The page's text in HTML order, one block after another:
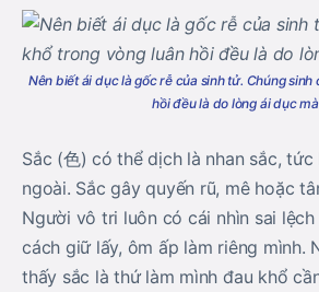
Nên biết ái dục là gốc rễ của sinh tử. Chúng
hồi đều là do lòng ái dục
Sắc (色) có thể dịch là nhan sắc, tức
ngoài. Sắc gây quyến rũ, mê hoặc
Người vô tri luôn có cái nhìn sai
cách giữ lấy, ôm ấp làm riêng mình.
thấy sắc là thứ làm mình đau khổ